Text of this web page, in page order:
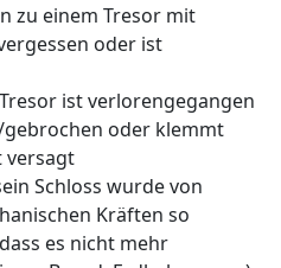
zu einem Tresor mit
oder ist
ist verlorengegangen
gebrochen oder klemmt
versagt
Schloss wurde von
Kräften so
es nicht mehr